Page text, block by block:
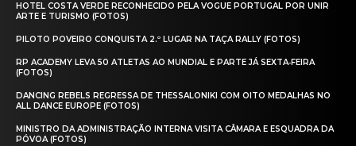
HOTEL COSTA VERDE RECONHECIDO PELA VOGUE PORTUGAL POR UNIR
ARTE E TURISMO (FOTOS)
PILOTO POVEIRO CONQUISTA 2.º LUGAR NA TAÇA RALLY (FOTOS)
RP ACADEMY LEVA 50 ATLETAS AO MUNDIAL E PARTE JÁ SEXTA‑FEIRA
(FOTOS)
DANCING REBELS REGRESSA DE THESSALONIKI COM OITO MEDALHAS NO
ALL DANCE EUROPE (FOTOS)
MINISTRO DA ADMINISTRAÇÃO INTERNA VISITA CÂMARA E ESQUADRA DA
PÓVOA (FOTOS)